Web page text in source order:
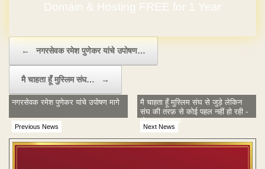
Domain & Hosting FREE for 1 Year
← नगरसेवक रमेश पुणेकर यांचे उपोषण…
मै चाहता हूँ मुस्लिम संघ… →
Previous News
नगरसेवक रमेश पुणेकर यांचे उपोषण मागे
Next News
मै चाहता हूँ मुस्लिम संघ से जुड़े लेकिन
संघ की तरफ़ से कोई पहल नहीं हो रही -
मोहम्मद फ़ारुख़